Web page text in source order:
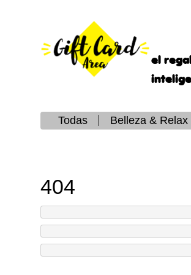
el
Todas Belleza & Relax
404